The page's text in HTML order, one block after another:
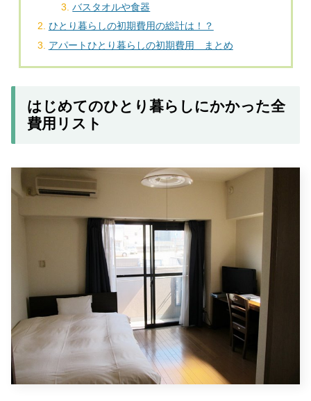
バスタオルや食器
ひとり暮らしの初期費用の総計は！？
アパートひとり暮らしの初期費用 まとめ
はじめてのひとり暮らしにかかった全
費用リスト